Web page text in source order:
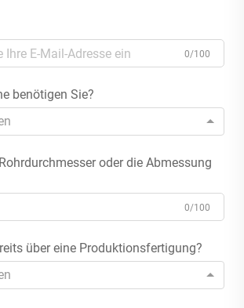
0/100
benötigen Sie?
oder die Abmessung
0/100
über eine Produktionsfertigung?